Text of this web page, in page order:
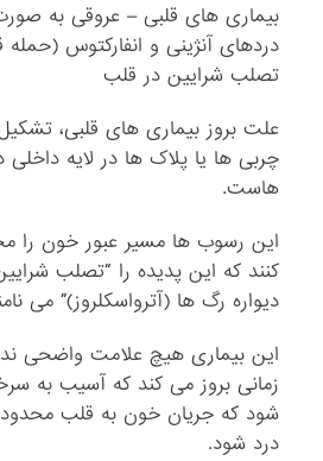
بیماری های قلبی – عروقی به
دردهای آنژینی و انفارکتوس (حمله
تصلب شرایین در قلب
علت بروز بیماری های قلبی،
چربی ها یا پلاک ها در لایه
هاست.
این رسوب ها مسیر عبور خون را
کنند که این پدیده را “تصلب
دیواره رگ ها (آترواسکلروز)” می
این بیماری هیچ علامت واضحی
زمانی بروز می کند که آسیب به
شود که جریان خون به قلب
درد شود.